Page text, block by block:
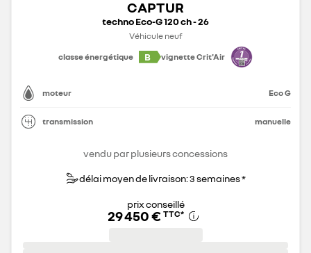
CAPTUR
techno Eco-G 120 ch - 26
Véhicule neuf
classe énergétique
B vignette Crit'Air
moteur Eco G
transmission manuelle
vendu par plusieurs concessions
délai moyen de livraison: 3 semaines *
prix conseillé
29 450 € TTC*